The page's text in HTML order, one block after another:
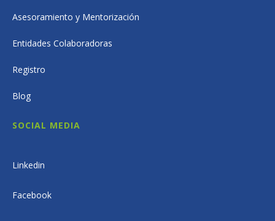
Asesoramiento y Mentorización
Entidades Colaboradoras
Registro
Blog
SOCIAL MEDIA
Linkedin
Facebook